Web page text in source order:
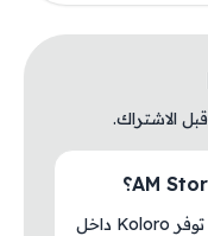
الاشتراك.
نعم، هذه الصفحة مخصصة لعرض توفر Koloro داخل